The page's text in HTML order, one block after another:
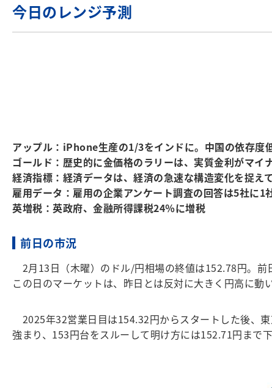
今日のレンジ予測
アップル：iPhone生産の1/3をインドに。中国の依存度
ゴールド：歴史的に金価格のラリーは、実質金利がマイ
経済指標：経済データは、経済の急速な構造変化を捉え
雇用データ：雇用の企業アンケート調査の回答は5社に1
英増税：英政府、金融所得課税24％に増税
前日の市況
2月13日（木曜）のドル/円相場の終値は152.78円。前
この日のマーケットは、昨日とは反対に大きく円高に動い
2025年32営業日目は154.32円からスタートした後、
強まり、153円台をスルーして明け方には152.71円まで